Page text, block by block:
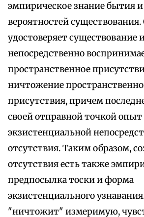
эмпирическое знание бытия
вероятностей существования.
удостоверяет существование
непосредственно
пространственное
ничтожение
присутствия, причем
своей отправной точкой опыт
экзистенциальной
отсутствия. Таким образом,
отсутствия есть также
предпосылка тоски и форма
экзистенциального
"ничтожит" измеримую,